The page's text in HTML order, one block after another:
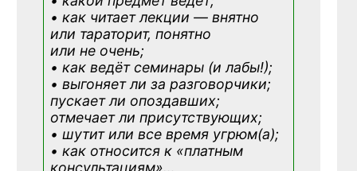
• как читает лекции — внятно
или тараторит, понятно
или не очень;
• как ведёт семинары (и лабы!);
• выгоняет ли за разговорчики;
пускает ли опоздавших;
отмечает ли присутствующих;
• шутит или все время угрюм(а);
• как относится к «платным
консультациям»…